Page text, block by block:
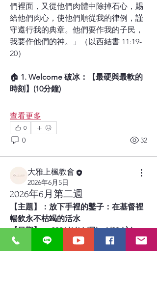
們裡面，又從他們肉體中除掉石心，賜
給他們肉心，使他們順從我的律例，謹
守遵行我的典章。他們要作我的子民，
我要作他們的神。」（以西結書 11:19-
20）
🏠 1. Welcome 破冰：【最硬與最軟的
時刻】(10分鐘)
查看更多
0
0 32
大雅上楓教會
2026年6月5日
2026年6月第二週
【主題】：放下手裡的鑿子：在基督裡
暢飲永不枯竭的活水
【日期】： 2026/6/14 (日) - 6/20 (六)
【本週讀經進度】： 以賽亞書 62 章 -
以西結書 8 章